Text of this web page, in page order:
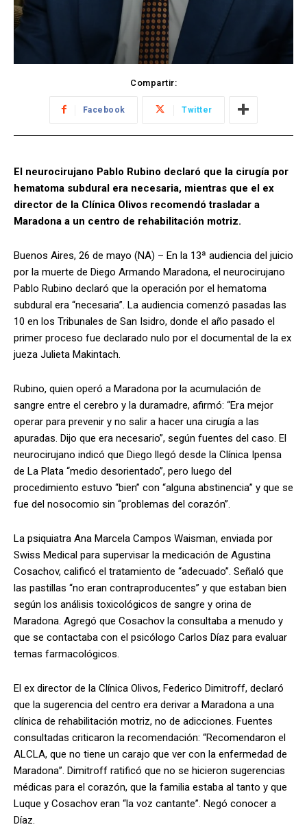
Compartir:
Facebook Twitter
El neurocirujano Pablo Rubino declaró que la cirugía por
hematoma subdural era necesaria, mientras que el ex
director de la Clínica Olivos recomendó trasladar a
Maradona a un centro de rehabilitación motriz.
Buenos Aires, 26 de mayo (NA) – En la 13ª audiencia del juicio
por la muerte de Diego Armando Maradona, el neurocirujano
Pablo Rubino declaró que la operación por el hematoma
subdural era “necesaria”. La audiencia comenzó pasadas las
10 en los Tribunales de San Isidro, donde el año pasado el
primer proceso fue declarado nulo por el documental de la ex
jueza Julieta Makintach.
Rubino, quien operó a Maradona por la acumulación de
sangre entre el cerebro y la duramadre, afirmó: “Era mejor
operar para prevenir y no salir a hacer una cirugía a las
apuradas. Dijo que era necesario”, según fuentes del caso. El
neurocirujano indicó que Diego llegó desde la Clínica Ipensa
de La Plata “medio desorientado”, pero luego del
procedimiento estuvo “bien” con “alguna abstinencia” y que se
fue del nosocomio sin “problemas del corazón”.
La psiquiatra Ana Marcela Campos Waisman, enviada por
Swiss Medical para supervisar la medicación de Agustina
Cosachov, calificó el tratamiento de “adecuado”. Señaló que
las pastillas “no eran contraproducentes” y que estaban bien
según los análisis toxicológicos de sangre y orina de
Maradona. Agregó que Cosachov la consultaba a menudo y
que se contactaba con el psicólogo Carlos Díaz para evaluar
temas farmacológicos.
El ex director de la Clínica Olivos, Federico Dimitroff, declaró
que la sugerencia del centro era derivar a Maradona a una
clínica de rehabilitación motriz, no de adicciones. Fuentes
consultadas criticaron la recomendación: “Recomendaron el
ALCLA, que no tiene un carajo que ver con la enfermedad de
Maradona”. Dimitroff ratificó que no se hicieron sugerencias
médicas para el corazón, que la familia estaba al tanto y que
Luque y Cosachov eran “la voz cantante”. Negó conocer a
Díaz.